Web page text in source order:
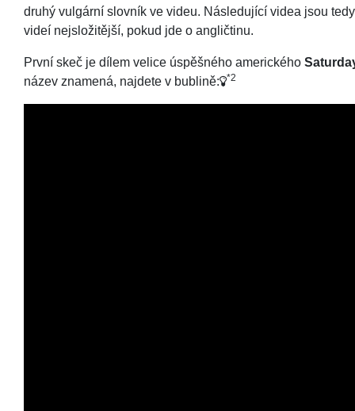
druhý vulgární slovník ve videu. Následující videa jsou
videí nejsložitější, pokud jde o angličtinu.
První skeč je dílem velice úspěšného amerického
název znamená, najdete v bublině:
*2